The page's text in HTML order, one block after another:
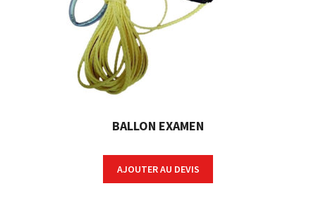
BALLON EXAMEN
AJOUTER AU DEVIS